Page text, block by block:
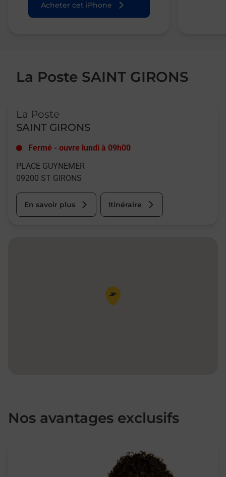
Acheter cet iPhone
La Poste SAINT GIRONS
La Poste
SAINT GIRONS
Fermé - ouvre lundi à 09h00
PLACE GUYNEMER
09200 ST GIRONS
En savoir plus Itinéraire
Pin de la carte
Nos avantages exclusifs